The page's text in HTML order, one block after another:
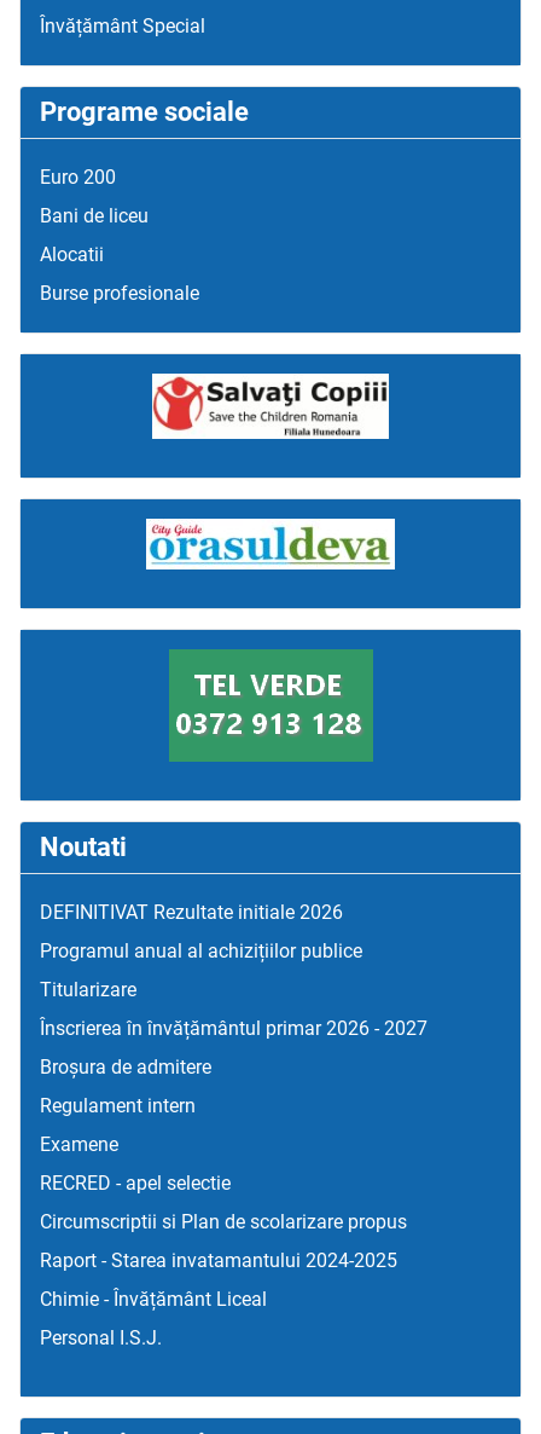
Învățământ Special
Programe sociale
Euro 200
Bani de liceu
Alocatii
Burse profesionale
Noutati
DEFINITIVAT Rezultate initiale 2026
Programul anual al achizițiilor publice
Titularizare
Înscrierea în învățământul primar 2026 - 2027
Broșura de admitere
Regulament intern
Examene
RECRED - apel selectie
Circumscriptii si Plan de scolarizare propus
Raport - Starea invatamantului 2024-2025
Chimie - Învățământ Liceal
Personal I.S.J.